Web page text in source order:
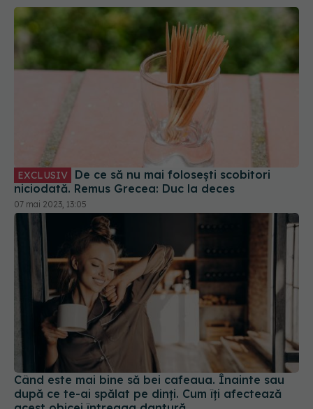
niciodată. Remus Grecea: Duc la deces
07 mai 2023, 13:05
Când este mai bine să bei cafeaua. Înainte sau
după ce te-ai spălat pe dinți. Cum îți afectează
acest obicei întreaga dantură
12 feb 2023, 08:31